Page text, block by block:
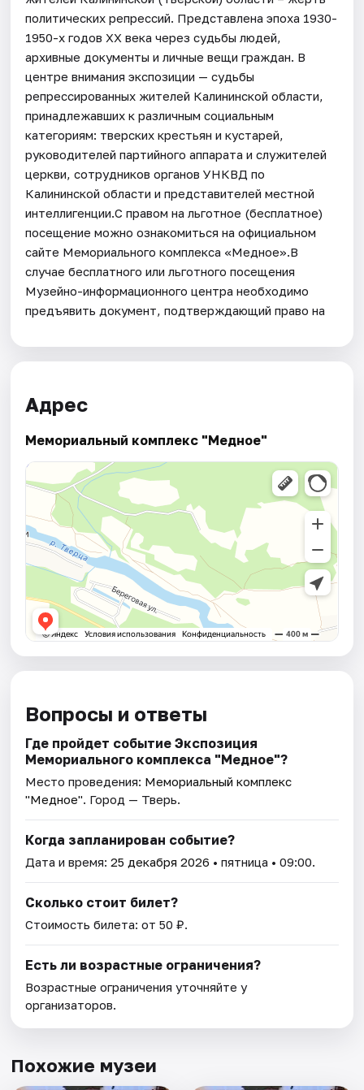
политических репрессий. Представлена эпоха 1930-
1950-х годов ХХ века через судьбы людей,
архивные документы и личные вещи граждан. В
центре внимания экспозиции — судьбы
репрессированных жителей Калининской области,
принадлежавших к различным социальным
категориям: тверских крестьян и кустарей,
руководителей партийного аппарата и служителей
церкви, сотрудников органов УНКВД по
Калининской области и представителей местной
интеллигенции.С правом на льготное (бесплатное)
посещение можно ознакомиться на официальном
сайте Мемориального комплекса «Медное».В
случае бесплатного или льготного посещения
Музейно-информационного центра необходимо
предъявить документ, подтверждающий право на
Адрес
Мемориальный комплекс "Медное"
Вопросы и ответы
Где пройдет событие Экспозиция
Мемориального комплекса "Медное"?
Место проведения: Мемориальный комплекс
"Медное". Город — Тверь.
Когда запланирован событие?
Дата и время:25 декабря 2026 • пятница • 09:00.
Сколько стоит билет?
Стоимость билета: от 50 ₽.
Есть ли возрастные ограничения?
Возрастные ограничения уточняйте у
организаторов.
Похожие музеи